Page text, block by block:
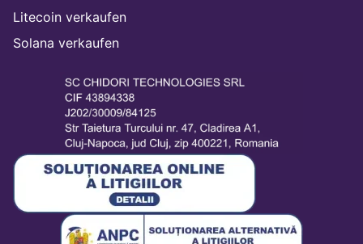
Litecoin verkaufen
Solana verkaufen